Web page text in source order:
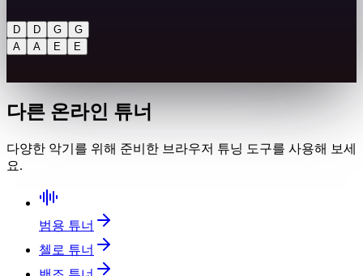
D D G
G
A
A E E
다른 온라인 튜너
다양한 악기를 위해 준비한 브라우저 튜닝 도구를 사용해 보세
요.
범용 튜너
첼로 튜너